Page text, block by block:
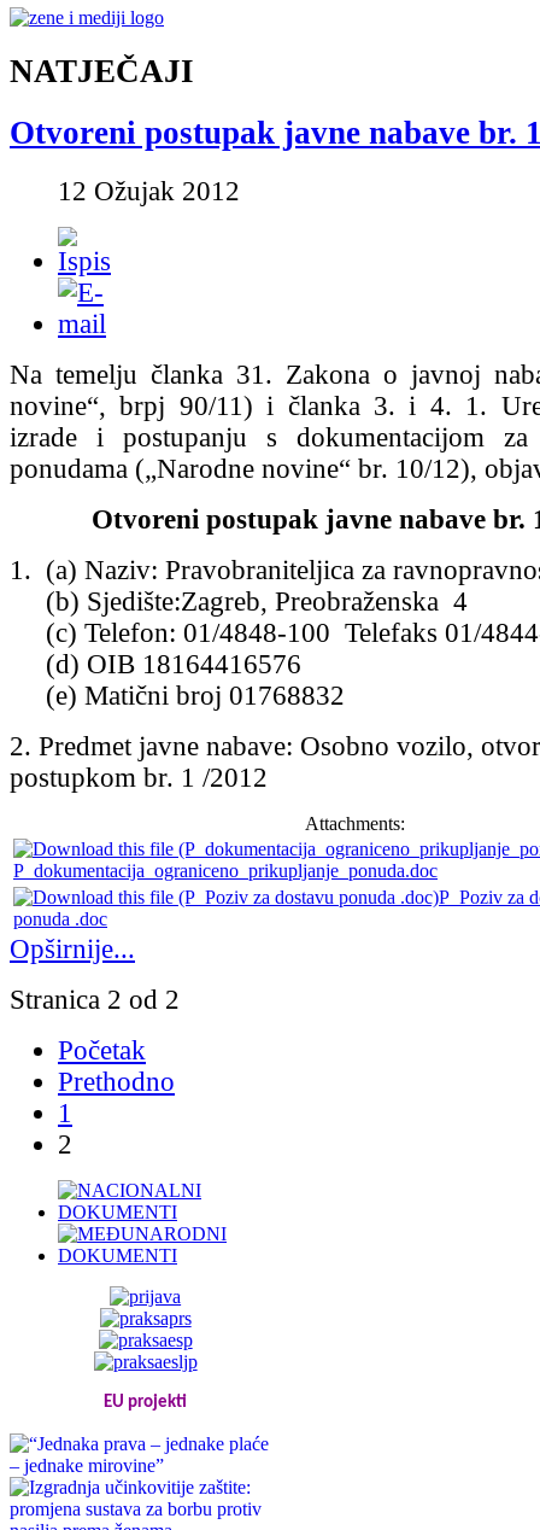
NATJEČAJI
Otvoreni postupak javne nabave br.
12 Ožujak 2012
Na temelju članka 31. Zakona o javnoj
novine“, brpj 90/11) i članka 3. i 4. 1.
izrade i postupanju s dokumentacijom za
ponudama („Narodne novine“ br. 10/12),
Otvoreni postupak javne nabave br.
1. (a) Naziv: Pravobraniteljica za
(b) Sjedište:Zagreb, Preobraženska 4
(c) Telefon: 01/4848-100 Telefaks 01/
(d) OIB 18164416576
(e) Matični broj 01768832
2. Predmet javne nabave: Osobno vozilo,
postupkom br. 1 /2012
Attachments:
P_dokumentacija_ograniceno_prikupljanje_ponuda.doc
P_Poziv za
ponuda .doc
Opširnije...
Stranica 2 od 2
Početak
Prethodno
1
2
EU projekti